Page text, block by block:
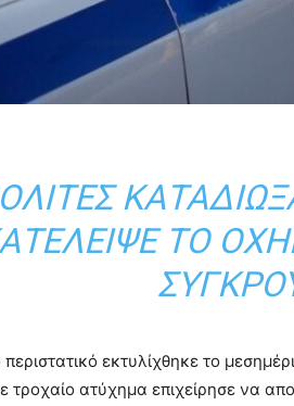
ΤΟ
εκτυλίχθηκε το
τροχαίο ατύχημα επιχείρησε να